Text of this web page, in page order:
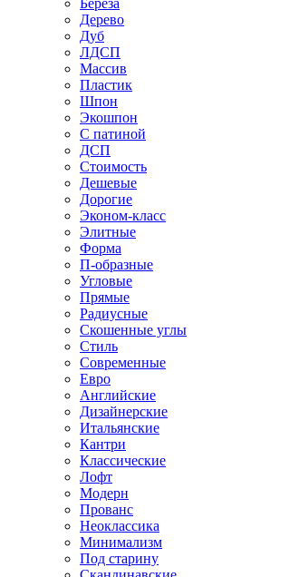
Дерево
Дуб
ЛДСП
Массив
Пластик
Шпон
Экошпон
С патиной
ДСП
Стоимость
Дешевые
Дорогие
Эконом-класс
Элитные
Форма
П-образные
Угловые
Прямые
Радиусные
Скошенные углы
Стиль
Современные
Евро
Английские
Дизайнерские
Итальянские
Кантри
Классические
Лофт
Модерн
Прованс
Неоклассика
Минимализм
Под старину